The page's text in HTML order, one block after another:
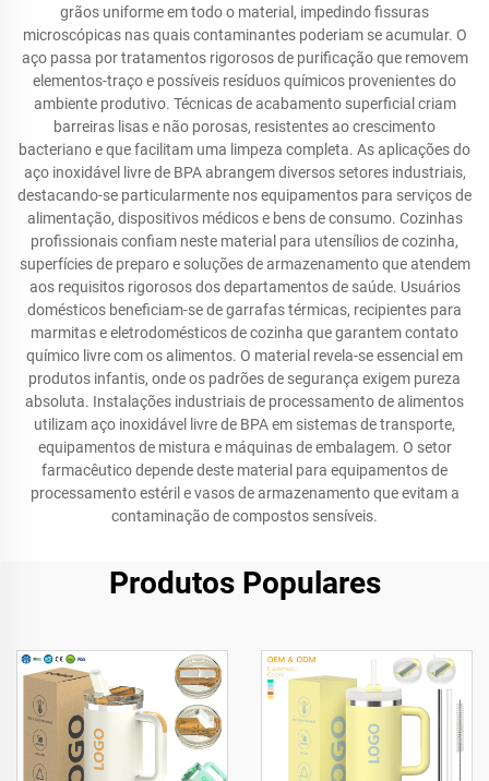
grãos uniforme em todo o material, impedindo fissuras
microscópicas nas quais contaminantes poderiam se acumular. O
aço passa por tratamentos rigorosos de purificação que removem
elementos-traço e possíveis resíduos químicos provenientes do
ambiente produtivo. Técnicas de acabamento superficial criam
barreiras lisas e não porosas, resistentes ao crescimento
bacteriano e que facilitam uma limpeza completa. As aplicações do
aço inoxidável livre de BPA abrangem diversos setores industriais,
destacando-se particularmente nos equipamentos para serviços de
alimentação, dispositivos médicos e bens de consumo. Cozinhas
profissionais confiam neste material para utensílios de cozinha,
superfícies de preparo e soluções de armazenamento que atendem
aos requisitos rigorosos dos departamentos de saúde. Usuários
domésticos beneficiam-se de garrafas térmicas, recipientes para
marmitas e eletrodomésticos de cozinha que garantem contato
químico livre com os alimentos. O material revela-se essencial em
produtos infantis, onde os padrões de segurança exigem pureza
absoluta. Instalações industriais de processamento de alimentos
utilizam aço inoxidável livre de BPA em sistemas de transporte,
equipamentos de mistura e máquinas de embalagem. O setor
farmacêutico depende deste material para equipamentos de
processamento estéril e vasos de armazenamento que evitam a
contaminação de compostos sensíveis.
Produtos Populares